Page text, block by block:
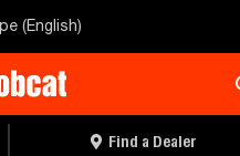
(English)
Find a Dealer